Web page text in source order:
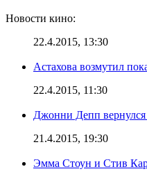
Новости кино:
22.4.2015, 13:30
Астахова возмутил
22.4.2015, 11:30
Джонни Депп
21.4.2015, 19:30
Эмма Стоун и Стив